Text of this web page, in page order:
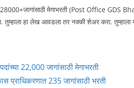
28000+जागांसाठी मेगाभरती (Post Office GDS
हा लेख आवडला तर नक्की शेअर करा. तुम्हाला
22,000 जागांसाठी मेगाभरती
प्राधिकरणात 235 जागांसाठी भरती